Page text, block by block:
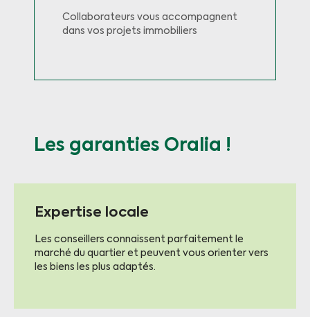
Collaborateurs vous accompagnent
dans vos projets immobiliers
Les garanties Oralia !
Expertise locale
Les conseillers connaissent parfaitement le
marché du quartier et peuvent vous orienter vers
les biens les plus adaptés.